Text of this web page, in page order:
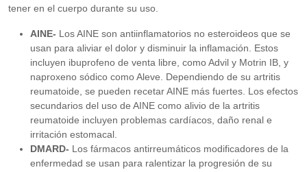
tener en el cuerpo durante su uso.
AINE- Los AINE son antiinflamatorios no esteroideos que se
usan para aliviar el dolor y disminuir la inflamación. Estos
incluyen ibuprofeno de venta libre, como Advil y Motrin IB, y
naproxeno sódico como Aleve. Dependiendo de su artritis
reumatoide, se pueden recetar AINE más fuertes. Los efectos
secundarios del uso de AINE como alivio de la artritis
reumatoide incluyen problemas cardíacos, daño renal e
irritación estomacal.
DMARD- Los fármacos antirreumáticos modificadores de la
enfermedad se usan para ralentizar la progresión de su